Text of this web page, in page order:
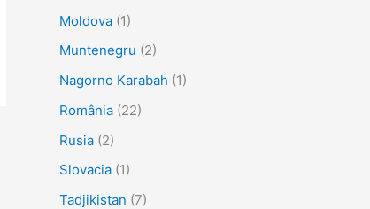
Moldova(1)
Muntenegru (2)
Nagorno Karabah (1)
România(22)
Rusia(2)
Slovacia(1)
Tadjikistan (7)